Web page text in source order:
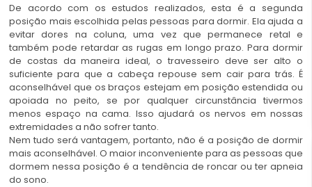
De acordo com os estudos realizados, esta é a segunda
posição mais escolhida pelas pessoas para dormir. Ela ajuda a
evitar dores na coluna, uma vez que permanece retal e
também pode retardar as rugas em longo prazo. Para dormir
de costas da maneira ideal, o travesseiro deve ser alto o
suficiente para que a cabeça repouse sem cair para trás. É
aconselhável que os braços estejam em posição estendida ou
apoiada no peito, se por qualquer circunstância tivermos
menos espaço na cama. Isso ajudará os nervos em nossas
extremidades a não sofrer tanto.
Nem tudo será vantagem, portanto, não é a posição de dormir
mais aconselhável. O maior inconveniente para as pessoas que
dormem nessa posição é a tendência de roncar ou ter apneia
do sono.